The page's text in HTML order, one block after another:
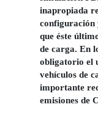
inapropiada
configuración
que éste
de carga. En
obligatorio el
vehículos de
importante
emisiones de